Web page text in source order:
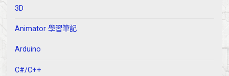
3D
Animator 學習筆記
Arduino
C#/C++